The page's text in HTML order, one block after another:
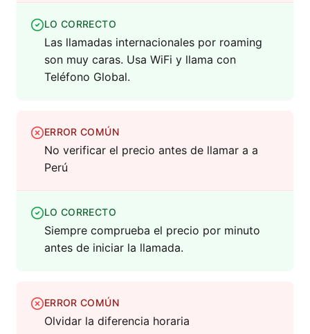
LO CORRECTO
Las llamadas internacionales por roaming
son muy caras. Usa WiFi y llama con
Teléfono Global.
ERROR COMÚN
No verificar el precio antes de llamar a a
Perú
LO CORRECTO
Siempre comprueba el precio por minuto
antes de iniciar la llamada.
ERROR COMÚN
Olvidar la diferencia horaria